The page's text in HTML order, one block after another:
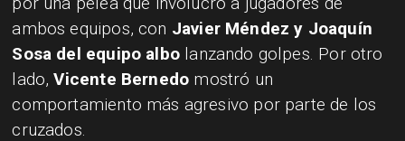
ambos equipos, con Javier Méndez y Joaquín
Sosa del equipo albolanzando golpes. Por otro
lado,Vicente Bernedo mostró un
comportamiento más agresivo por parte de los
cruzados.